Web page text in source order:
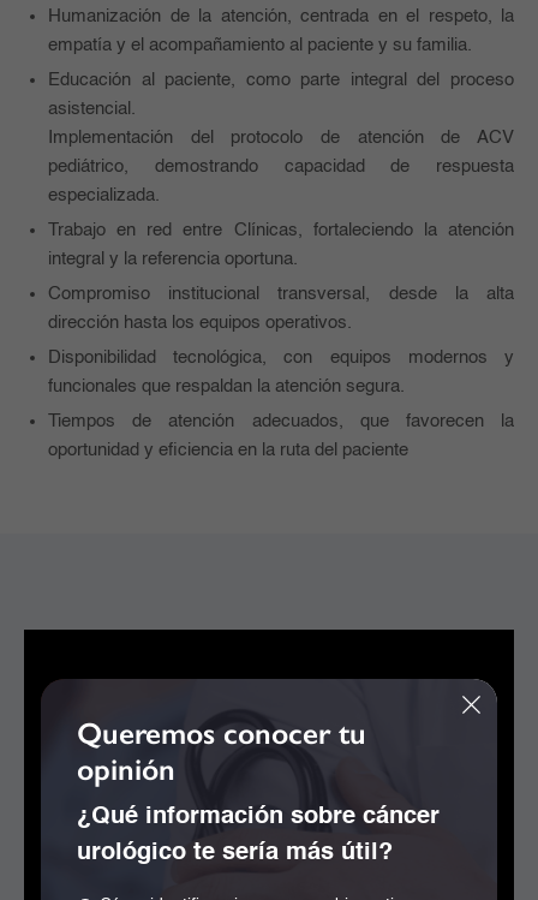
Humanización de la atención, centrada en el respeto, la
empatía y el acompañamiento al paciente y su familia.
Educación al paciente, como parte integral del proceso
asistencial.
Implementación del protocolo de atención de ACV
pediátrico, demostrando capacidad de respuesta
especializada.
Trabajo en red entre Clínicas, fortaleciendo la atención
integral y la referencia oportuna.
Compromiso institucional transversal, desde la alta
dirección hasta los equipos operativos.
Disponibilidad tecnológica, con equipos modernos y
funcionales que respaldan la atención segura.
Tiempos de atención adecuados, que favorecen la
oportunidad y eficiencia en la ruta del paciente
Queremos conocer tu
opinión
¿Qué información sobre cáncer
urológico te sería más útil?